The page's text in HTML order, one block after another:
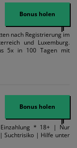
Bonus holen
nach Registrierung im
und Luxemburg.
5x in 100 Tagen mit
Lizenziert; Hilfe bei
Bonus holen
* 18+ | Nur
Suchtrisiko | Hilfe unter